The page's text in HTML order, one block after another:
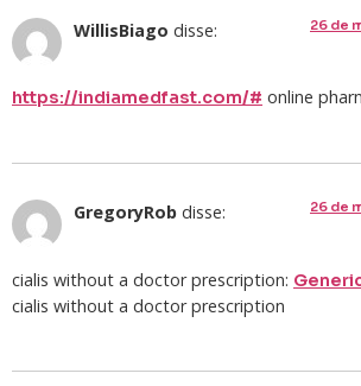
WillisBiago disse: 26 de
https://indiamedfast.com/# online
GregoryRob disse: 26 de
cialis without a doctor prescription:
cialis without a doctor prescription